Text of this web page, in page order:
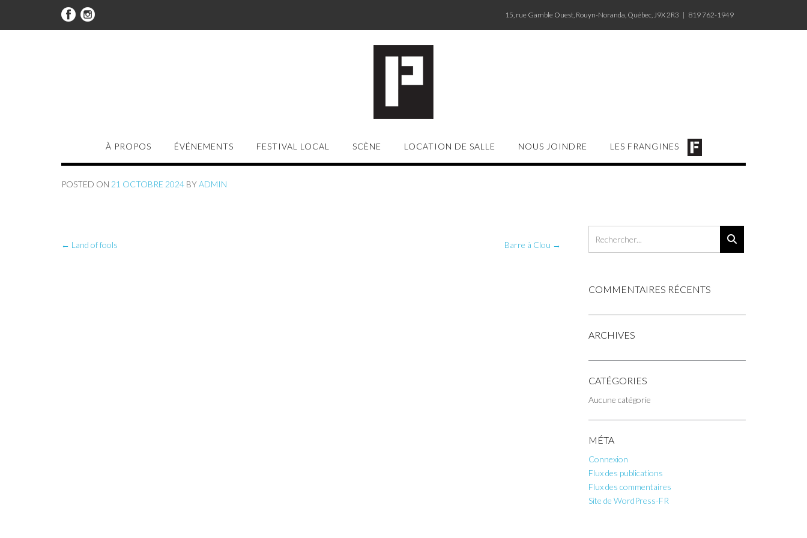
15, rue Gamble Ouest, Rouyn-Noranda, Québec, J9X 2R3 | 819 762-1949
À PROPOS ÉVÉNEMENTS FESTIVAL LOCAL SCÈNE LOCATION DE SALLE NOUS JOINDRE LES FRANGINES
POSTED ON 21 OCTOBRE 2024 BYADMIN
Post
Barre à Clou →
← Land of fools
COMMENTAIRES RÉCENTS
ARCHIVES
CATÉGORIES
Aucune catégorie
MÉTA
Connexion
Flux des publications
Flux des commentaires
Site de WordPress-FR